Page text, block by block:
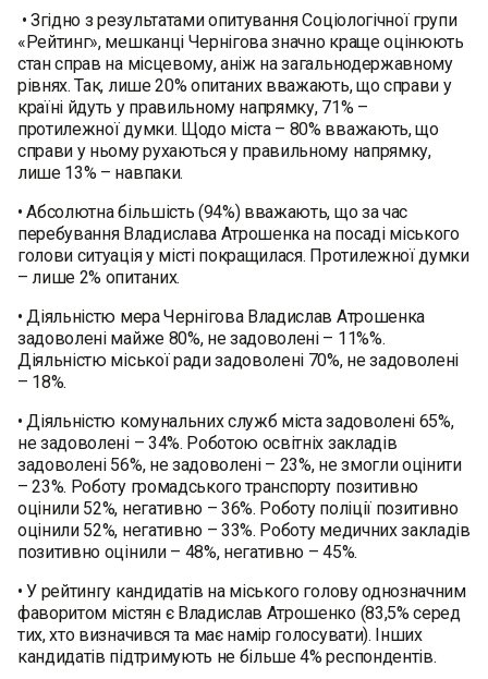
• Згідно з результатами опитування Соціологічної групи
«Рейтинг», мешканці Чернігова значно краще оцінюють
стан справ на місцевому, аніж на загальнодержавному
рівнях. Так, лише 20% опитаних вважають, що справи у
країні йдуть у правильному напрямку, 71% –
протилежної думки. Щодо міста – 80% вважають, що
справи у ньому рухаються у правильному напрямку,
лише 13% – навпаки.
• Абсолютна більшість (94%) вважають, що за час
перебування Владислава Атрошенка на посаді міського
голови ситуація у місті покращилася. Протилежної думки
– лише 2% опитаних.
• Діяльністю мера Чернігова Владислав Атрошенка
задоволені майже 80%, не задоволені – 11%%.
Діяльністю міської ради задоволені 70%, не задоволені
– 18%.
• Діяльністю комунальних служб міста задоволені 65%,
не задоволені – 34%. Роботою освітніх закладів
задоволені 56%, не задоволені – 23%, не змогли оцінити
– 23%. Роботу громадського транспорту позитивно
оцінили 52%, негативно – 36%. Роботу поліції позитивно
оцінили 52%, негативно – 33%. Роботу медичних закладів
позитивно оцінили – 48%, негативно – 45%.
• У рейтингу кандидатів на міського голову однозначним
фаворитом містян є Владислав Атрошенко (83,5% серед
тих, хто визначився та має намір голосувати). Інших
кандидатів підтримують не більше 4% респондентів.